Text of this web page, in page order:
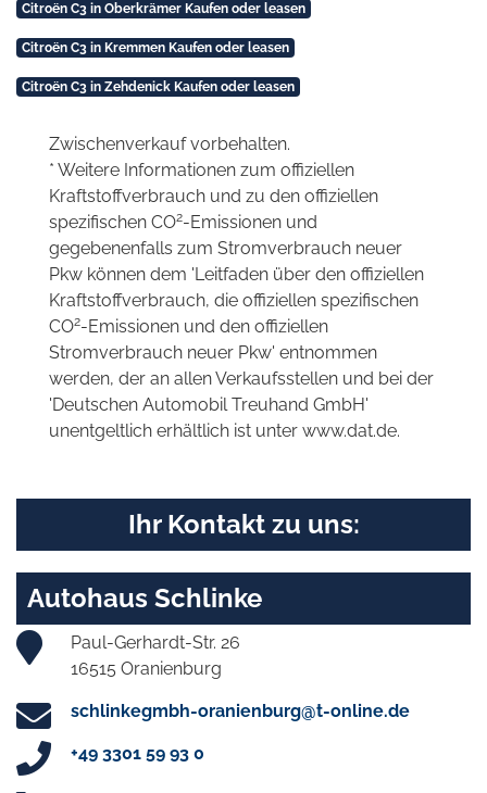
Citroën C3 in Oberkrämer Kaufen oder leasen
Citroën C3 in Kremmen Kaufen oder leasen
Citroën C3 in Zehdenick Kaufen oder leasen
Zwischenverkauf vorbehalten.
* Weitere Informationen zum offiziellen
Kraftstoffverbrauch und zu den offiziellen
spezifischen CO2-Emissionen und
gegebenenfalls zum Stromverbrauch neuer
Pkw können dem 'Leitfaden über den offiziellen
Kraftstoffverbrauch, die offiziellen spezifischen
CO2-Emissionen und den offiziellen
Stromverbrauch neuer Pkw' entnommen
werden, der an allen Verkaufsstellen und bei der
'Deutschen Automobil Treuhand GmbH'
unentgeltlich erhältlich ist unter www.dat.de.
Ihr Kontakt zu uns:
Autohaus Schlinke
Paul-Gerhardt-Str. 26
16515 Oranienburg
schlinkegmbh-oranienburg@t-online.de
+49 3301 59 93 0